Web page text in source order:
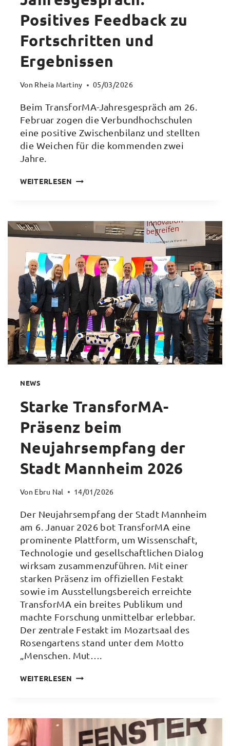
Positives Feedback zu
Fortschritten und
Ergebnissen
Von Rheia Martiny 05/03/2026
Beim TransforMA-Jahresgespräch am 26.
Februar zogen die Verbundhochschulen
eine positive Zwischenbilanz und stellten
die Weichen für die kommenden zwei
Jahre.
WEITERLESEN TRANSFORMA-
ZU
FORTSCHRITTEN
UND
ERGEBNISSEN
NEWS
Starke TransforMA-
Präsenz beim
Neujahrsempfang der
Stadt Mannheim 2026
Von Ebru Nal 14/01/2026
Der Neujahrsempfang der Stadt Mannheim
am 6. Januar 2026 bot TransforMA eine
prominente Plattform, um Wissenschaft,
Technologie und gesellschaftlichen Dialog
wirksam zusammenzuführen. Mit einer
starken Präsenz im offiziellen Festakt
sowie im Ausstellungsbereich erreichte
TransforMA ein breites Publikum und
machte Forschung unmittelbar erlebbar.
Der zentrale Festakt im Mozartsaal des
Rosengartens stand unter dem Motto
„Menschen. Mut….
WEITERLESEN STARKE
NEUJAHRSEMPFANG
DER